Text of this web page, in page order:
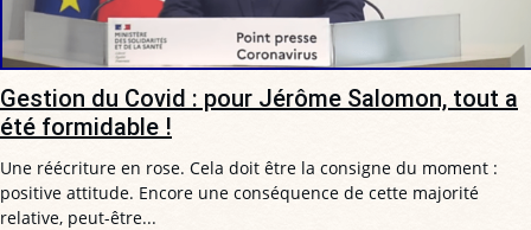
Gestion du Covid : pour Jérôme Salomon, tout a
été formidable !
Une réécriture en rose. Cela doit être la consigne du moment :
positive attitude. Encore une conséquence de cette majorité
relative, peut-être...